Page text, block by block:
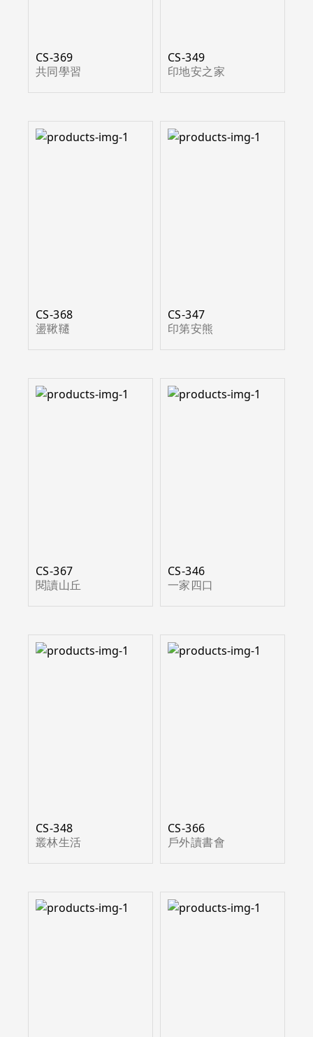
CS-369
共同學習
CS-349
印地安之家
CS-368
盪鞦韆
CS-347
印第安熊
CS-367
閱讀山丘
CS-346
一家四口
CS-348
叢林生活
CS-366
戶外讀書會